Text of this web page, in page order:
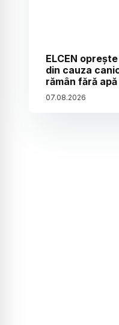
ELCEN
din cauza
rămân fără
07.08.2026